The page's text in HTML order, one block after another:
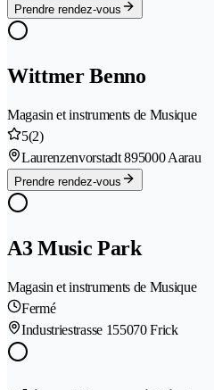
Prendre rendez-vous
Wittmer Benno
Magasin et instruments de Musique
5(2)
Laurenzenvorstadt 895000 Aarau
Prendre rendez-vous
A3 Music Park
Magasin et instruments de Musique
Fermé
Industriestrasse 155070 Frick